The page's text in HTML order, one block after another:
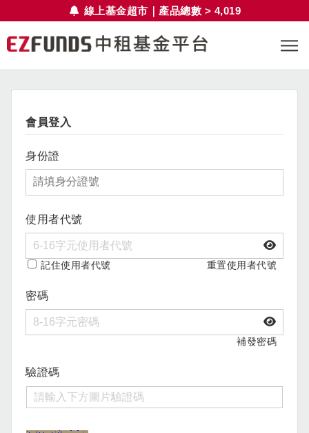
線上基金超市｜產品總數 > 4,019
會員登入
身份證
使用者代號
記住使用者代號 重置使用者代號
密碼
補發密碼
驗證碼